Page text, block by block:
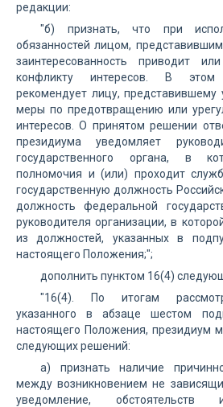
редакции:
"б) признать, что при
обязанностей лицом,
заинтересованность приводит
конфликту интересов. В этом
рекомендует лицу, представившему
меры по предотвращению или
интересов. О принятом решении
президиума уведомляет
государственного органа, в
полномочия и (или) проходит
государственную должность
должность федеральной
руководителя организации, в
из должностей, указанных в
настоящего Положения;";
дополнить пунктом 16(4)
"16(4). По итогам
указанного в абзаце шестом
настоящего Положения, президиум
следующих решений:
а) признать наличие
между возникновением не
уведомление, обстоятельств